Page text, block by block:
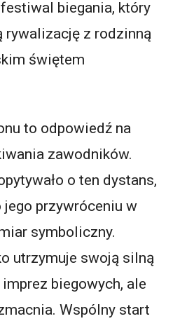
biegania, który
rywalizację z rodzinną
świętem
to odpowiedź na
zawodników.
o ten dystans,
przywróceniu w
symboliczny.
utrzymuje swoją silną
biegowych, ale
Wspólny start